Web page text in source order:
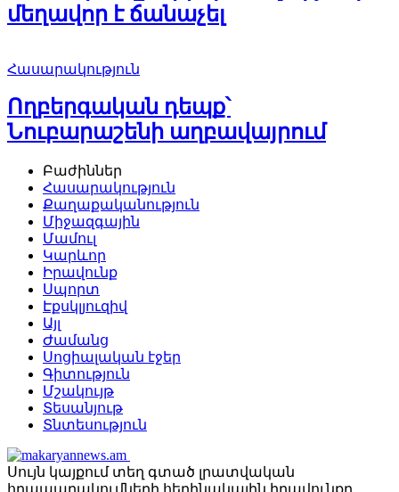
մեղավոր է ճանաչել
Հասարակություն
Ողբերգական դեպք՝
Նուբարաշենի աղբավայրում
Բաժիններ
Հասարակություն
Քաղաքականություն
Միջազգային
Մամուլ
Կարևոր
Իրավունք
Սպորտ
Էքսկլյուզիվ
Այլ
Ժամանց
Սոցիալական էջեր
Գիտություն
Մշակույթ
Տեսանյութ
Տնտեսություն
Սույն կայքում տեղ գտած լրատվական